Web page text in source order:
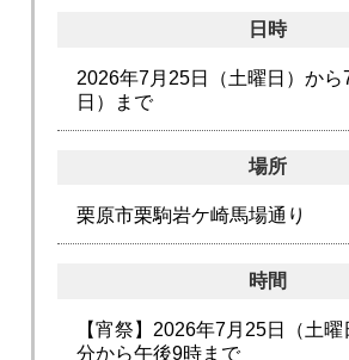
日時
2026年7月25日（土曜日）から
日）まで
場所
栗原市栗駒岩ケ崎馬場通り
時間
【宵祭】2026年7月25日（土
分から午後9時まで